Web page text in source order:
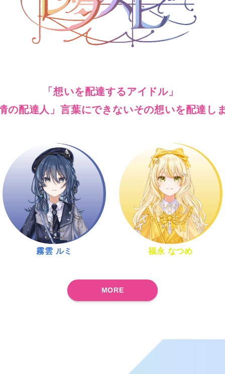
「想いを配達するアイドル」
の配達人」言葉にできないその想いを配達し
霧雲 ルミ 福永 なつめ
MORE